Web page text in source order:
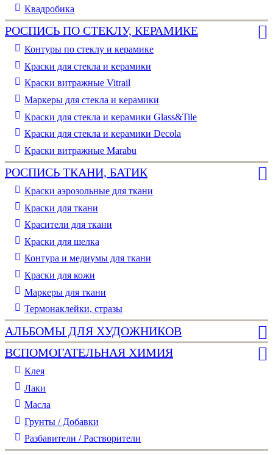
Квадробика
РОСПИСЬ ПО СТЕКЛУ, КЕРАМИКЕ
Контуры по стеклу и керамике
Краски для стекла и керамики
Краски витражные Vitrail
Маркеры для стекла и керамики
Краски для стекла и керамики Glass&Tile
Краски для стекла и керамики Decola
Краски витражные Marabu
РОСПИСЬ ТКАНИ, БАТИК
Краски аэрозольные для ткани
Краски для ткани
Красители для ткани
Краски для шелка
Контура и медиумы для ткани
Краски для кожи
Маркеры для ткани
Термонаклейки, стразы
АЛЬБОМЫ ДЛЯ ХУДОЖНИКОВ
ВСПОМОГАТЕЛЬНАЯ ХИМИЯ
Клея
Лаки
Масла
Грунты / Добавки
Разбавители / Растворители